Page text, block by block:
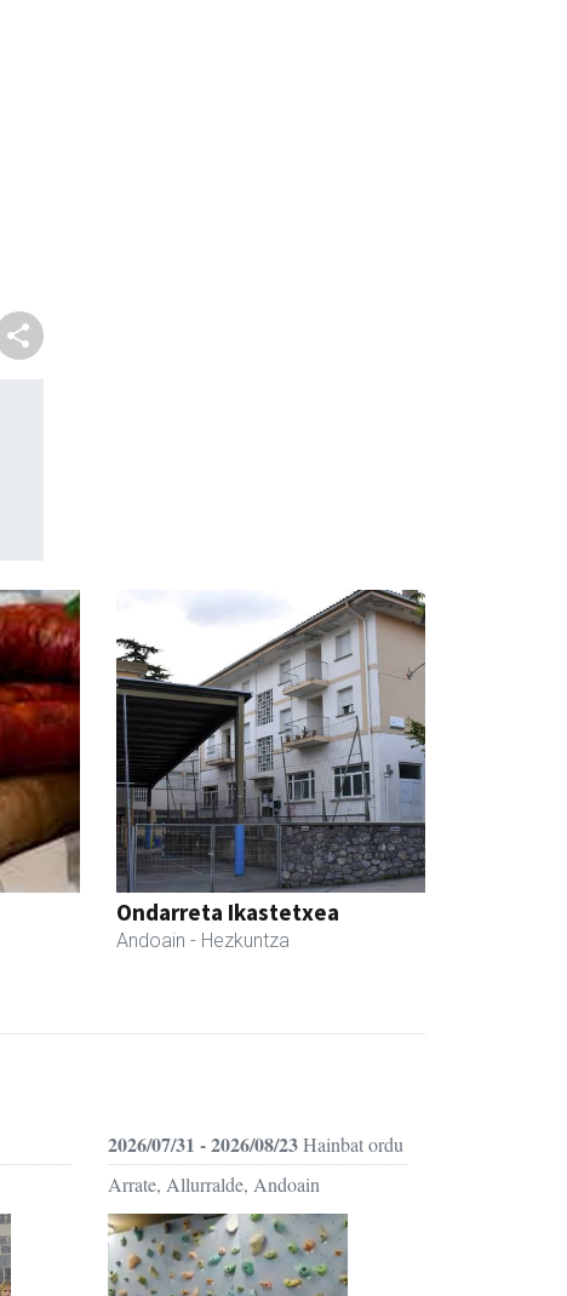
Ondarreta Ikastetxea
Andoain - Hezkuntza
2026/07/31 - 2026/08/23Hainbat ordu
Arrate, Allurralde, Andoain